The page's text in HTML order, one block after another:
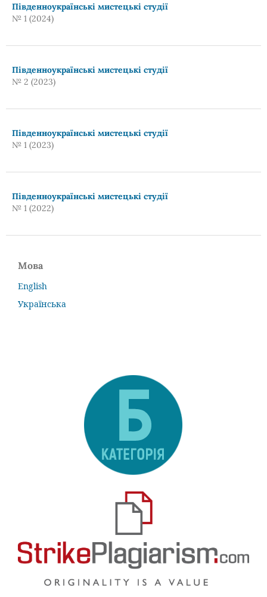
Південноукраїнські мистецькі студії
№ 1 (2024)
Південноукраїнські мистецькі студії
№ 2 (2023)
Південноукраїнські мистецькі студії
№ 1 (2023)
Південноукраїнські мистецькі студії
№ 1 (2022)
Мова
English
Українська